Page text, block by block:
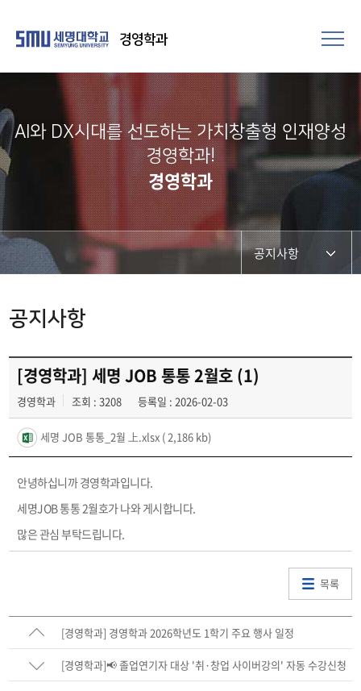
경영학과
AI와 DX시대를 선도하는 가치창출형 인재양성
경영학과!
경영학과
공지사항
학과 갤러리
공지사항
[경영학과] 세명 JOB 통통 2월호 (1)
경영학과 조회 : 3208 등록일 : 2026-02-03
세명 JOB 통통_2월 上.xlsx ( 2,186 kb)
안녕하십니까 경영학과입니다.
세명JOB 통통 2월호가 나와 게시합니다.
많은 관심 부탁드립니다.
목록
[경영학과] 경영학과 2026학년도 1학기 주요 행사 일정
[경영학과]📢 졸업연기자 대상 '취·창업 사이버강의' 자동 수강신청